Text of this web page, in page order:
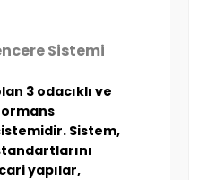
Sistemi
3 odacıklı ve
Sistem,
yapılar,